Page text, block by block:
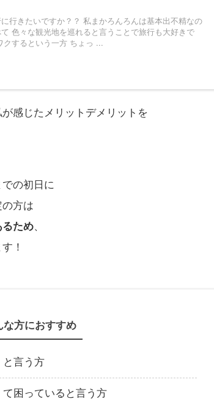
行きたいですか？？ 私まかろんろんは基本出不精なの
色々な観光地を巡れると言うことで旅行も大好きで
するという一方 ちょっ ...
感じたメリットデメリットを
の初日に
方は
ため、
！
な方におすすめ
と言う方
困っていると言う方